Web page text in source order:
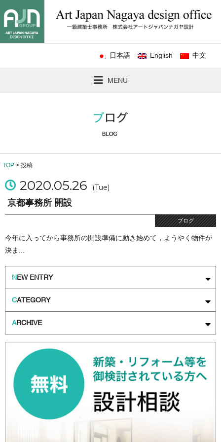
日本語 English 中文
MENU
TOP > 投稿
2020.05.26 (Tue)
京都事務所 開設
ブログ
今年に入ってから事務所の開設準備に動き始めて，ようやく物件が
決ま...
NEW ENTRY
CATEGORY
ARCHIVE